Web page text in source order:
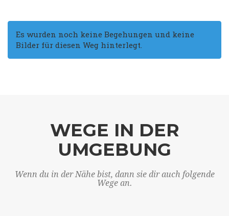
Es wurden noch keine Begehungen und keine
Bilder für diesen Weg hinterlegt.
WEGE IN DER
UMGEBUNG
Wenn du in der Nähe bist, dann sie dir auch folgende
Wege an.